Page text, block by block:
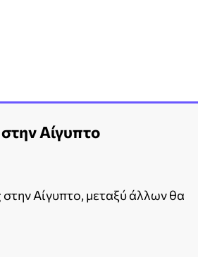
Αίγυπτο
Αίγυπτο, μεταξύ άλλων θα